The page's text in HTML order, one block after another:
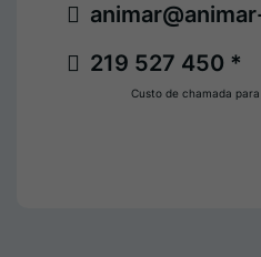
219 527 450 *
Custo de chamada